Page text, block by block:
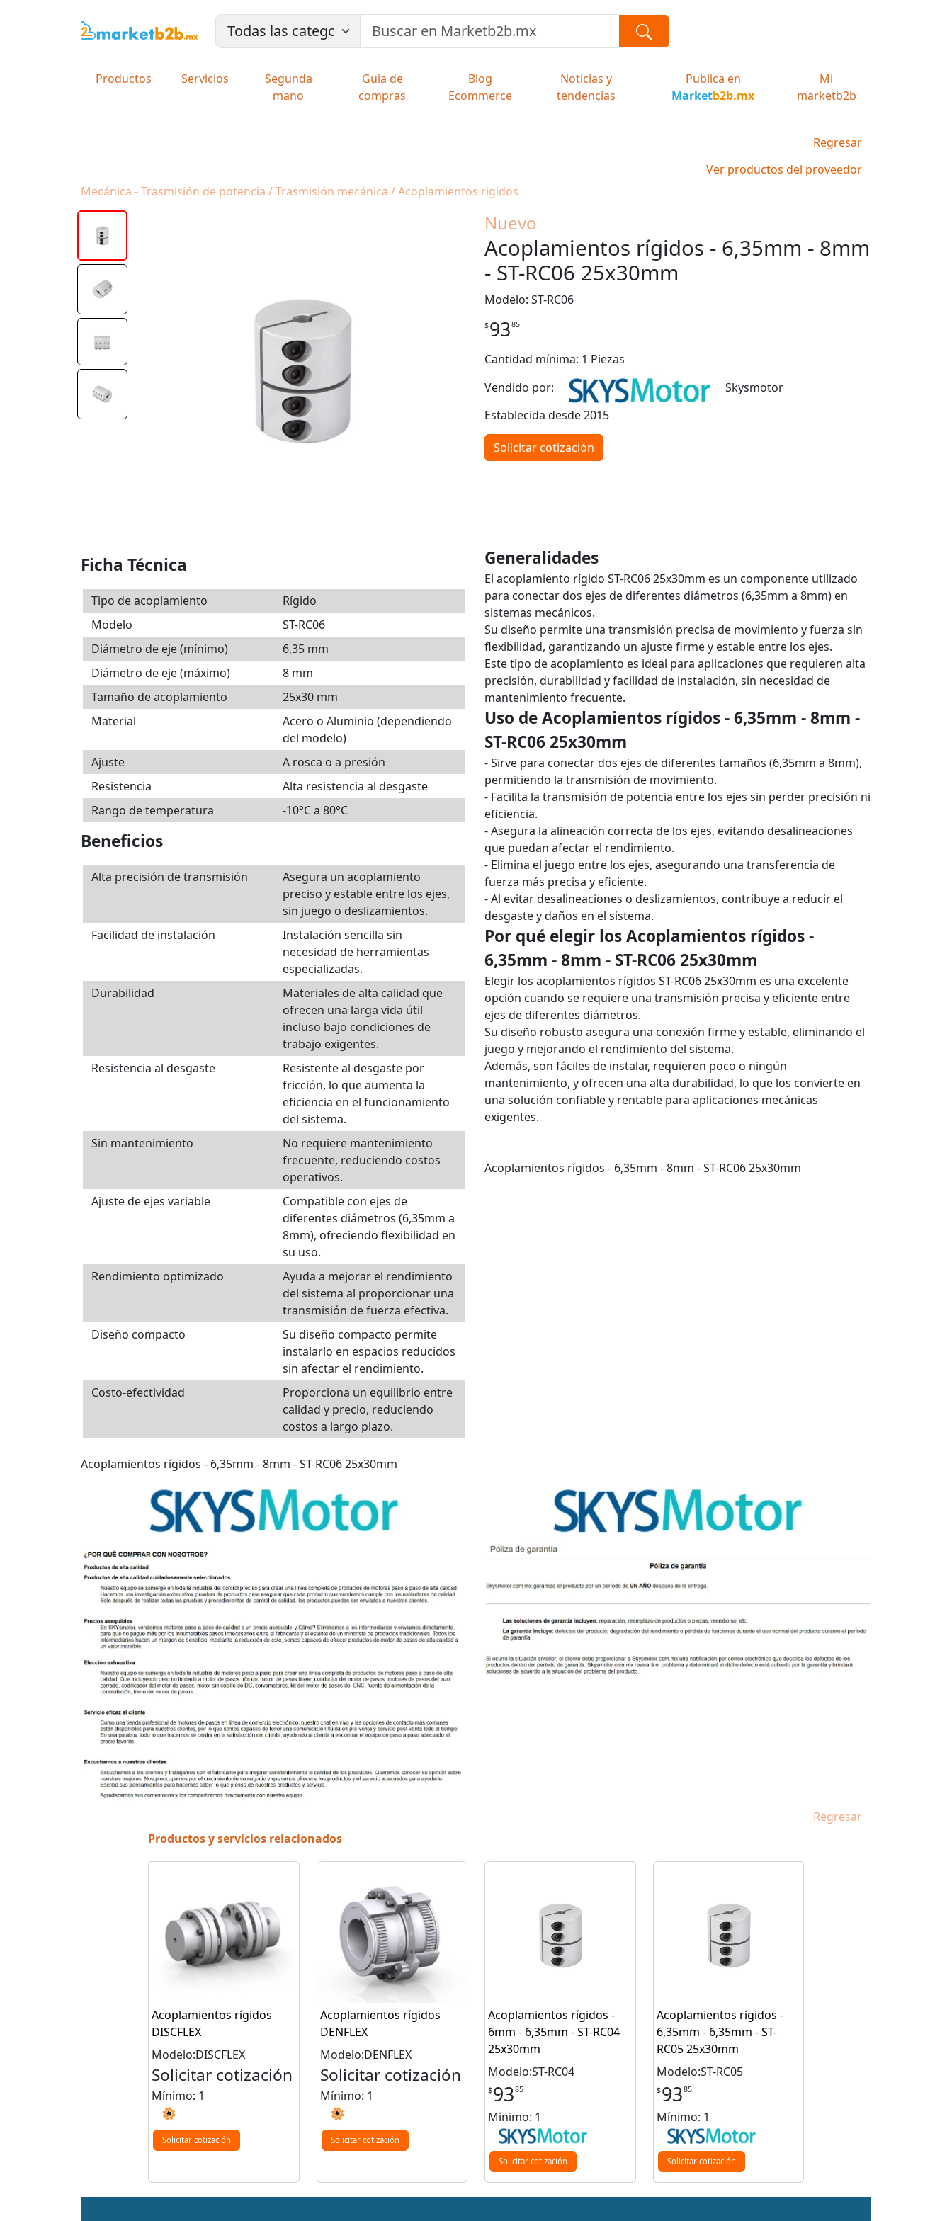
Productos Servicios
Segunda
mano
Guia de
compras
Blog
Ecommerce
Noticias y
tendencias
Publica en
Marketb2b.mx
Mi
marketb2b
Regresar
Ver productos del proveedor
Mecánica - Trasmisión de potencia / Trasmisión mecánica / Acoplamientos rigidos
Nuevo
Acoplamientos rígidos - 6,35mm - 8mm
- ST-RC06 25x30mm
Modelo: ST-RC06
$9385
Cantidad mínima: 1 Piezas
Vendido por:
Skysmotor
Establecida desde 2015
Solicitar cotización
Ficha Técnica
Tipo de acoplamiento
Rígido
Modelo
ST-RC06
Diámetro de eje (mínimo)
6,35 mm
Diámetro de eje (máximo)
8 mm
Tamaño de acoplamiento
25x30 mm
Material
Acero o Aluminio (dependiendo
del modelo)
Ajuste
A rosca o a presión
Resistencia
Alta resistencia al desgaste
Rango de temperatura
-10°C a 80°C
Beneficios
Alta precisión de transmisión
Asegura un acoplamiento
preciso y estable entre los ejes,
sin juego o deslizamientos.
Facilidad de instalación
Instalación sencilla sin
necesidad de herramientas
especializadas.
Durabilidad
Materiales de alta calidad que
ofrecen una larga vida útil
incluso bajo condiciones de
trabajo exigentes.
Resistencia al desgaste
Resistente al desgaste por
fricción, lo que aumenta la
eficiencia en el funcionamiento
del sistema.
Sin mantenimiento
No requiere mantenimiento
frecuente, reduciendo costos
operativos.
Ajuste de ejes variable
Compatible con ejes de
diferentes diámetros (6,35mm a
8mm), ofreciendo flexibilidad en
su uso.
Rendimiento optimizado
Ayuda a mejorar el rendimiento
del sistema al proporcionar una
transmisión de fuerza efectiva.
Diseño compacto
Su diseño compacto permite
instalarlo en espacios reducidos
sin afectar el rendimiento.
Costo-efectividad
Proporciona un equilibrio entre
calidad y precio, reduciendo
costos a largo plazo.
Acoplamientos rígidos - 6,35mm - 8mm - ST-RC06 25x30mm
Generalidades
El acoplamiento rígido ST-RC06 25x30mm es un componente utilizado
para conectar dos ejes de diferentes diámetros (6,35mm a 8mm) en
sistemas mecánicos.
Su diseño permite una transmisión precisa de movimiento y fuerza sin
flexibilidad, garantizando un ajuste firme y estable entre los ejes.
Este tipo de acoplamiento es ideal para aplicaciones que requieren alta
precisión, durabilidad y facilidad de instalación, sin necesidad de
mantenimiento frecuente.
Uso de Acoplamientos rígidos - 6,35mm - 8mm -
ST-RC06 25x30mm
- Sirve para conectar dos ejes de diferentes tamaños (6,35mm a 8mm),
permitiendo la transmisión de movimiento.
- Facilita la transmisión de potencia entre los ejes sin perder precisión ni
eficiencia.
- Asegura la alineación correcta de los ejes, evitando desalineaciones
que puedan afectar el rendimiento.
- Elimina el juego entre los ejes, asegurando una transferencia de
fuerza más precisa y eficiente.
- Al evitar desalineaciones o deslizamientos, contribuye a reducir el
desgaste y daños en el sistema.
Por qué elegir los Acoplamientos rígidos -
6,35mm - 8mm - ST-RC06 25x30mm
Elegir los acoplamientos rígidos ST-RC06 25x30mm es una excelente
opción cuando se requiere una transmisión precisa y eficiente entre
ejes de diferentes diámetros.
Su diseño robusto asegura una conexión firme y estable, eliminando el
juego y mejorando el rendimiento del sistema.
Además, son fáciles de instalar, requieren poco o ningún
mantenimiento, y ofrecen una alta durabilidad, lo que los convierte en
una solución confiable y rentable para aplicaciones mecánicas
exigentes.
Acoplamientos rígidos - 6,35mm - 8mm - ST-RC06 25x30mm
Regresar
Productos y servicios relacionados
Acoplamientos rígidos
DISCFLEX
Modelo:DISCFLEX
Solicitar cotización
Mínimo: 1
Solicitar cotización
Acoplamientos rígidos
DENFLEX
Modelo:DENFLEX
Solicitar cotización
Mínimo: 1
Solicitar cotización
Acoplamientos rígidos -
6mm - 6,35mm - ST-RC04
25x30mm
Modelo:ST-RC04
$9385
Mínimo: 1
Solicitar cotización
Acoplamientos rígidos -
6,35mm - 6,35mm - ST-
RC05 25x30mm
Modelo:ST-RC05
$9385
Mínimo: 1
Solicitar cotización